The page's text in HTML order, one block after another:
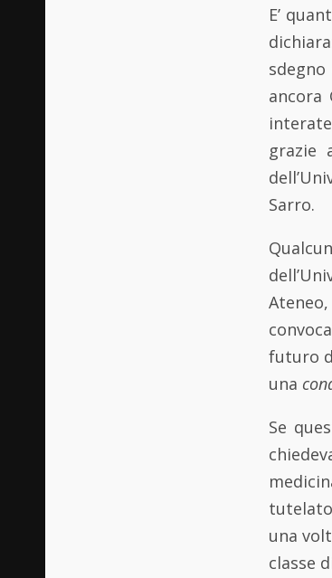
E’
ancora
grazie
Sarro.
futuro
una
Se
una
classe